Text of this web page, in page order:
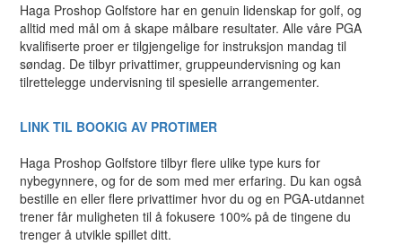
Haga Proshop Golfstore har en genuin lidenskap for golf, og
alltid med mål om å skape målbare resultater. Alle våre PGA
kvalifiserte proer er tilgjengelige for instruksjon mandag til
søndag. De tilbyr privattimer, gruppeundervisning og kan
tilrettelegge undervisning til spesielle arrangementer.
LINK TIL BOOKIG AV PROTIMER
Haga Proshop Golfstore tilbyr flere ulike type kurs for
nybegynnere, og for de som med mer erfaring. Du kan også
bestille en eller flere privattimer hvor du og en PGA-utdannet
trener får muligheten til å fokusere 100% på de tingene du
trenger å utvikle spillet ditt.